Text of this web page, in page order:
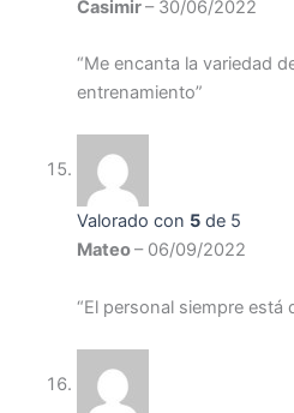
Casimir– 30/06/2022
“Me encanta la variedad
entrenamiento”
Valorado con 5de 5
Mateo– 06/09/2022
“El personal siempre está